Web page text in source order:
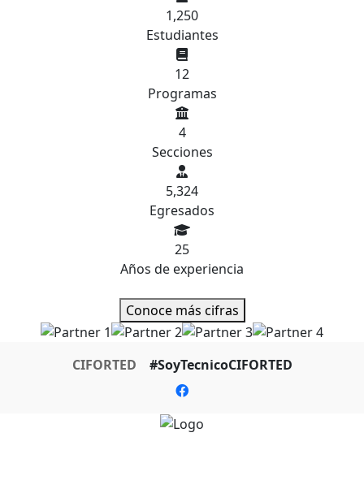
1,250
Estudiantes
12
Programas
4
Secciones
5,324
Egresados
25
Años de experiencia
Conoce más cifras
CIFORTED #SoyTecnicoCIFORTED